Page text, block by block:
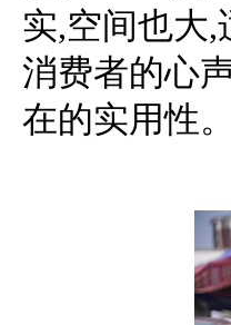
实,空间也大
消费者的心
在的实用性。